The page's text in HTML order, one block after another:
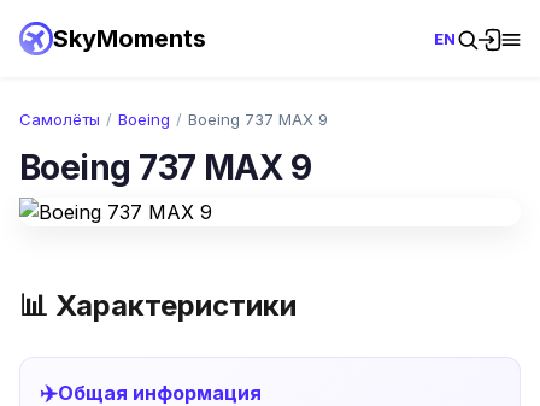
SkyMoments EN
Самолёты / Boeing / Boeing 737 MAX 9
Boeing 737 MAX 9
📊 Характеристики
✈️Общая информация